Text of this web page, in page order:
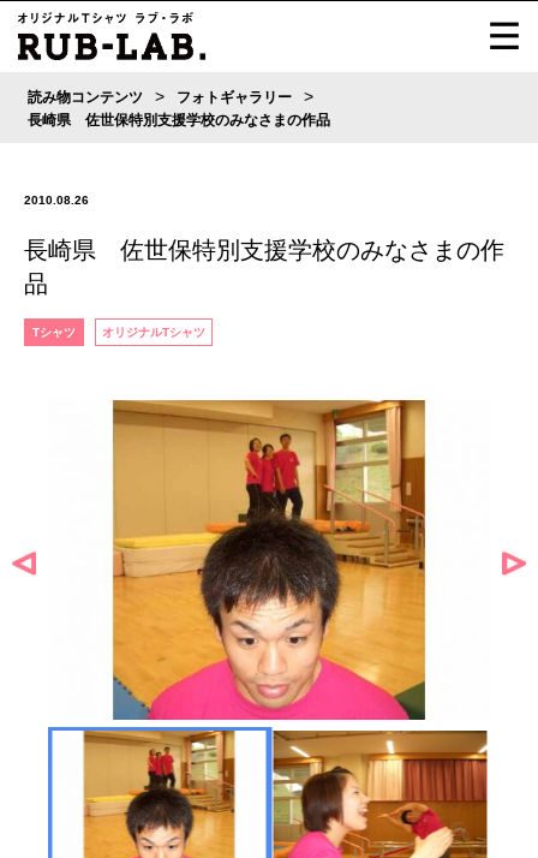
読み物コンテンツ > フォトギャラリー >
長崎県 佐世保特別支援学校のみなさまの作品
2010.08.26
長崎県 佐世保特別支援学校のみなさまの作
品
Tシャツ オリジナルTシャツ